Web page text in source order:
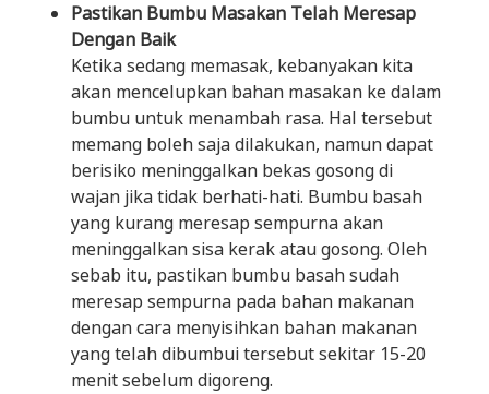
Pastikan Bumbu Masakan Telah Meresap
Dengan Baik
Ketika sedang memasak, kebanyakan kita
akan mencelupkan bahan masakan ke dalam
bumbu untuk menambah rasa. Hal tersebut
memang boleh saja dilakukan, namun dapat
berisiko meninggalkan bekas gosong di
wajan jika tidak berhati-hati. Bumbu basah
yang kurang meresap sempurna akan
meninggalkan sisa kerak atau gosong. Oleh
sebab itu, pastikan bumbu basah sudah
meresap sempurna pada bahan makanan
dengan cara menyisihkan bahan makanan
yang telah dibumbui tersebut sekitar 15-20
menit sebelum digoreng.